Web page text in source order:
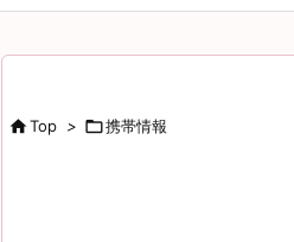
Top > 携帯情報